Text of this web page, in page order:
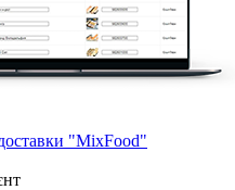
доставки "MixFood"